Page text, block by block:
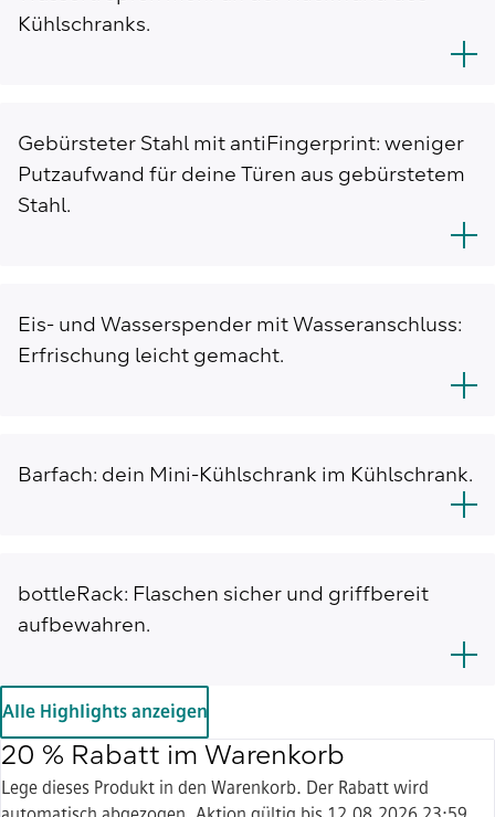
Kühlschranks.
Gebürsteter Stahl mit antiFingerprint: weniger
Putzaufwand für deine Türen aus gebürstetem
Stahl.
Eis- und Wasserspender mit Wasseranschluss:
Erfrischung leicht gemacht.
Barfach: dein Mini-Kühlschrank im Kühlschrank.
bottleRack: Flaschen sicher und griffbereit
aufbewahren.
Alle Highlights anzeigen
20 % Rabatt im Warenkorb
Lege dieses Produkt in den Warenkorb. Der Rabatt wird